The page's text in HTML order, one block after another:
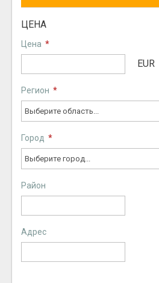
ЦЕНА
Цена *
EUR
Регион *
Город *
Район
Адрес